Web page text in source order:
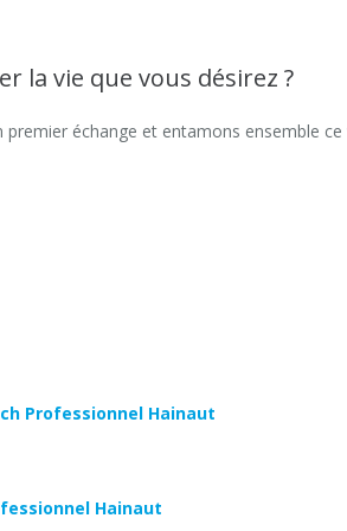
la vie que vous désirez ?
premier échange et entamons ensemble
Professionnel Hainaut
Hainaut